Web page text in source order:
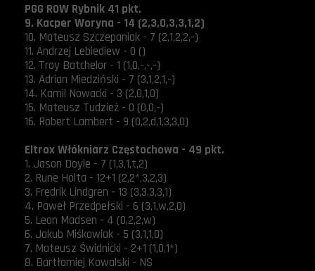
PGG ROW Rybnik 41 pkt.
9. Kacper Woryna - 14 (2,3,0,3,3,1,2)
10. Mateusz Szczepaniak - 7 (2,1,2,2,-)
11. Andrzej Lebiediew - 0 ()
12. Troy Batchelor - 1 (1,0,-,-,-)
13. Adrian Miedziński - 7 (3,1,2,1,-)
14. Kamil Nowacki - 3 (2,0,1,0)
15. Mateusz Tudzież - 0 (0,0,-)
16. Robert Lambert - 9 (0,2,d,1,3,3,0)
Eltrox Włókniarz Częstochowa - 49 pkt.
1. Jason Doyle - 7 (1,3,1,t,2)
2. Rune Holta - 12+1 (2,2*,3,2,3)
3. Fredrik Lindgren - 13 (3,3,3,3,1)
4. Paweł Przedpełski - 6 (3,1,w,2,0)
5. Leon Madsen - 4 (0,2,2,w)
6. Jakub Miśkowiak - 5 (3,1,1,0)
7. Mateusz Świdnicki - 2+1 (1,0,1*)
8. Bartłomiej Kowalski - NS